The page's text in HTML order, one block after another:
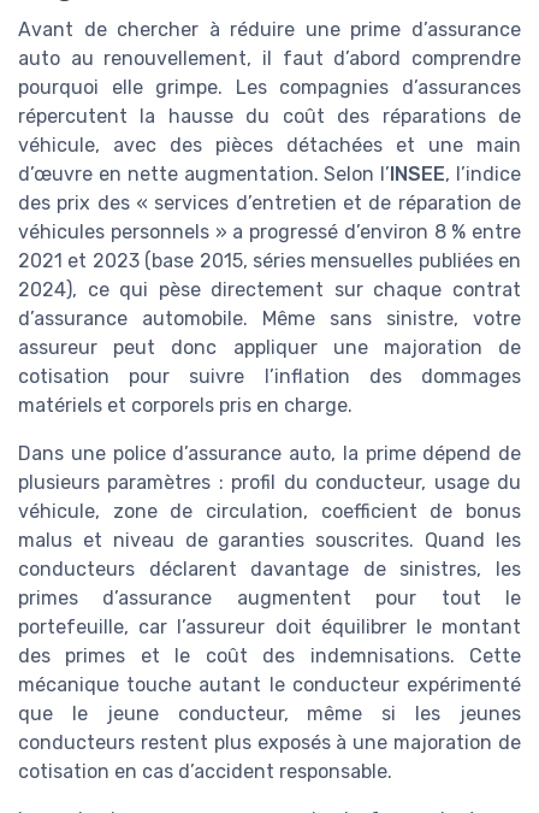
Avant de chercher à réduire une prime d’assurance
auto au renouvellement, il faut d’abord comprendre
pourquoi elle grimpe. Les compagnies d’assurances
répercutent la hausse du coût des réparations de
véhicule, avec des pièces détachées et une main
d’œuvre en nette augmentation. Selon l’INSEE, l’indice
des prix des « services d’entretien et de réparation de
véhicules personnels » a progressé d’environ 8 % entre
2021 et 2023 (base 2015, séries mensuelles publiées en
2024), ce qui pèse directement sur chaque contrat
d’assurance automobile. Même sans sinistre, votre
assureur peut donc appliquer une majoration de
cotisation pour suivre l’inflation des dommages
matériels et corporels pris en charge.
Dans une police d’assurance auto, la prime dépend de
plusieurs paramètres : profil du conducteur, usage du
véhicule, zone de circulation, coefficient de bonus
malus et niveau de garanties souscrites. Quand les
conducteurs déclarent davantage de sinistres, les
primes d’assurance augmentent pour tout le
portefeuille, car l’assureur doit équilibrer le montant
des primes et le coût des indemnisations. Cette
mécanique touche autant le conducteur expérimenté
que le jeune conducteur, même si les jeunes
conducteurs restent plus exposés à une majoration de
cotisation en cas d’accident responsable.